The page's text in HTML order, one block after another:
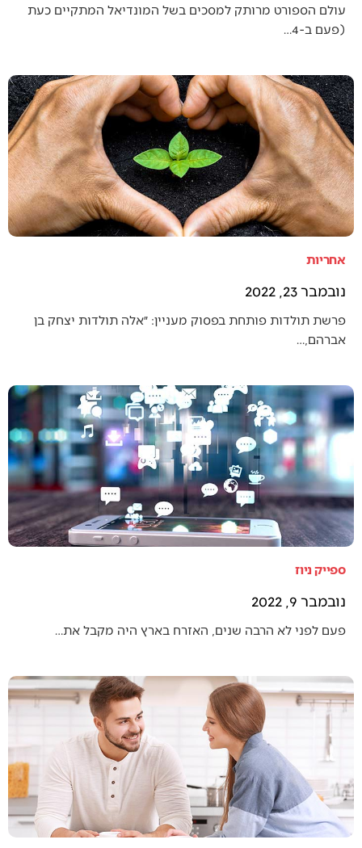
עולם הספורט מרותק למסכים בשל המונדיאל המתקיים כעת
(פעם ב-4…
אחריות
נובמבר 23, 2022
פרשת תולדות פותחת בפסוק מעניין: ״אלה תולדות יצחק בן
אברהם,…
ספייק ניוז
נובמבר 9, 2022
פעם לפני לא הרבה שנים, האזרח בארץ היה מקבל את…